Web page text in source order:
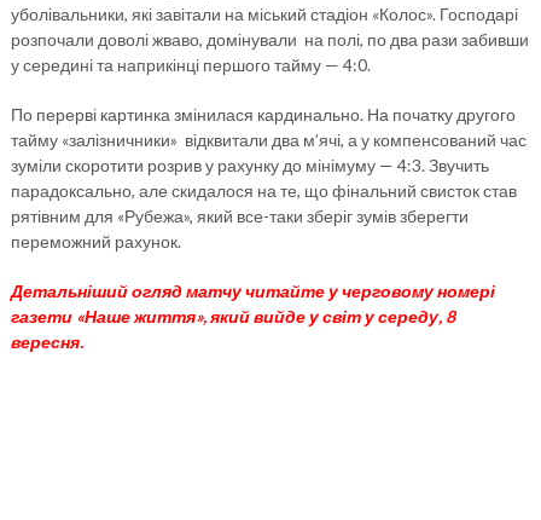
уболівальники, які завітали на міський стадіон «Колос». Господарі
розпочали доволі жваво, домінували на полі, по два рази забивши
у середині та наприкінці першого тайму — 4:0.
По перерві картинка змінилася кардинально. На початку другого
тайму «залізничники» відквитали два м’ячі, а у компенсований час
зуміли скоротити розрив у рахунку до мінімуму — 4:3. Звучить
парадоксально, але скидалося на те, що фінальний свисток став
рятівним для «Рубежа», який все-таки зберіг зумів зберегти
переможний рахунок.
Детальніший огляд матчу читайте у черговому номері
газети «Наше життя», який вийде у світ у середу, 8
вересня.